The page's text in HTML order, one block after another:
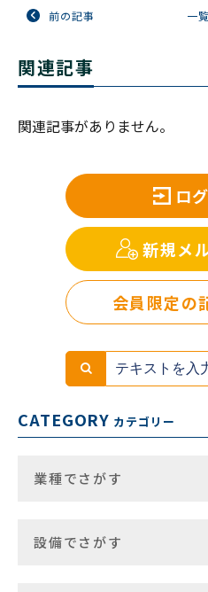
前の記事 一覧
関連記事
関連記事がありません。
ロ
新規メ
会員限定の
CATEGORY カテゴリー
業種でさがす
設備でさがす